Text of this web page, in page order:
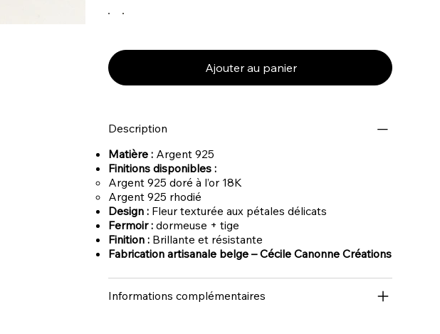
Ajouter au panier
Description
Matière :Argent 925
Finitions disponibles :
Argent 925 doré à l’or 18K
Argent 925 rhodié
Design :Fleur texturée aux pétales délicats
Fermoir :dormeuse + tige
Finition :Brillante et résistante
Fabrication artisanale belge – Cécile Canonne Créations
Informations complémentaires